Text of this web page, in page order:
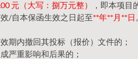
元（大写：捌万元整）
，即本项目
/自本保函生效之日起至**年**月**日
期内撤回其投标（报价）文件的；
严重影响和后果的；